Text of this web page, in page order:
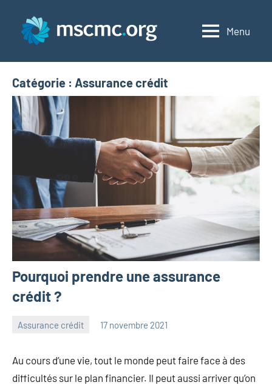
contenu
MSCMC
Menu
Catégorie : Assurance crédit
Pourquoi prendre une assurance
crédit ?
Assurance crédit 17 novembre 2021
Au cours d’une vie, tout le monde peut faire face à des
difficultés sur le plan financier. Il peut aussi arriver qu’on